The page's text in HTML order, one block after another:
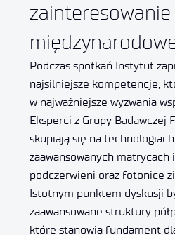
zainteresowanie
Podczas spotkań Instytut
najsilniejsze kompetencje,
w najważniejsze wyzwania
Eksperci z Grupy Badawczej
skupiają się na
zaawansowanych
podczerwieni oraz fotonice
Istotnym punktem dyskusji
zaawansowane struktury
które stanowią fundament